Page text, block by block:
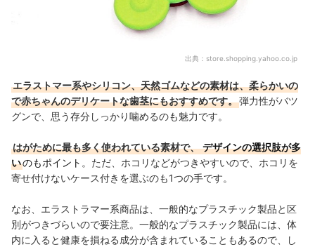
出典： store.shopping.yahoo.co.jp
エラストマー系やシリコン、天然ゴムなどの素材は、柔らかいの
で赤ちゃんのデリケートな歯茎にもおすすめです。弾力性がバツ
グンで、思う存分しっかり噛めるのも魅力です。
はがために最も多く使われている素材で、 デザインの選択肢が多
いのもポイント 。ただ、ホコリなどがつきやすいので、ホコリを
寄せ付けないケース付きを選ぶのも1つの手です。
なお、エラストラマー系商品は、一般的なプラスチック製品と区
別がつきづらいので要注意。一般的なプラスチック製品には、体
内に入ると健康を損ねる成分が含まれていることもあるので、し